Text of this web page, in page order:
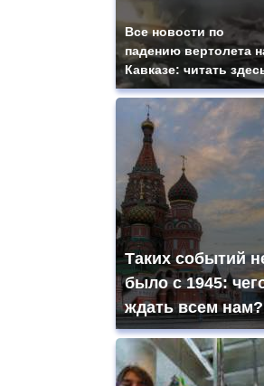
Все новости по
падению вертолета
Кавказе: читать
Таких событий
было с 1945:
ждать всем нам?